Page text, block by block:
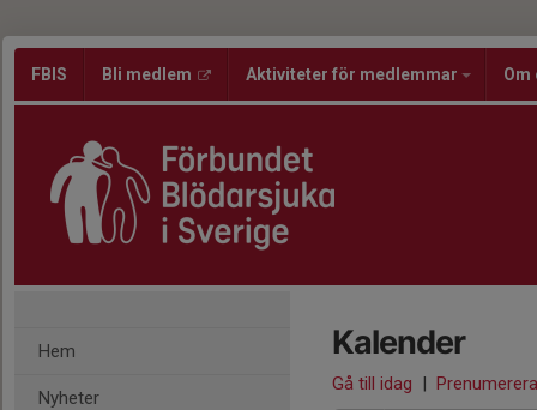
FBIS Bli medlem Aktiviteter för medlemmar
Hem
Nyheter
Kalender
Gå till idag | Prenumerera